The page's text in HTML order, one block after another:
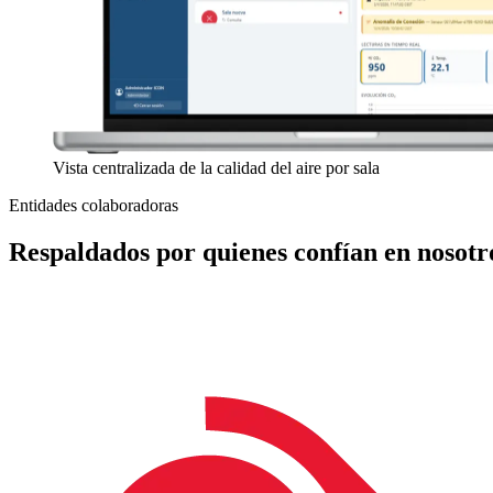
Vista centralizada de la calidad del aire por sala
Entidades colaboradoras
Respaldados por quienes confían en